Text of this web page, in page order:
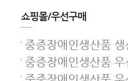
쇼핑몰/우선구매
중증장애인생산품
중증장애인생산품